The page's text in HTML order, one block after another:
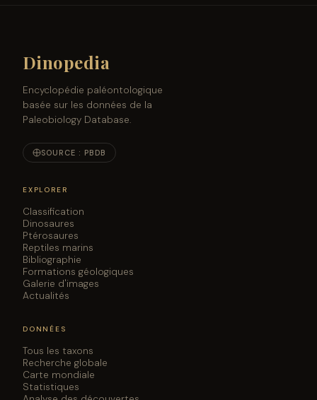
Dinopedia
Encyclopédie paléontologique
basée sur les données de la
Paleobiology Database.
SOURCE : PBDB
EXPLORER
Classification
Dinosaures
Ptérosaures
Reptiles marins
Bibliographie
Formations géologiques
Galerie d'images
Actualités
DONNÉES
Tous les taxons
Recherche globale
Carte mondiale
Statistiques